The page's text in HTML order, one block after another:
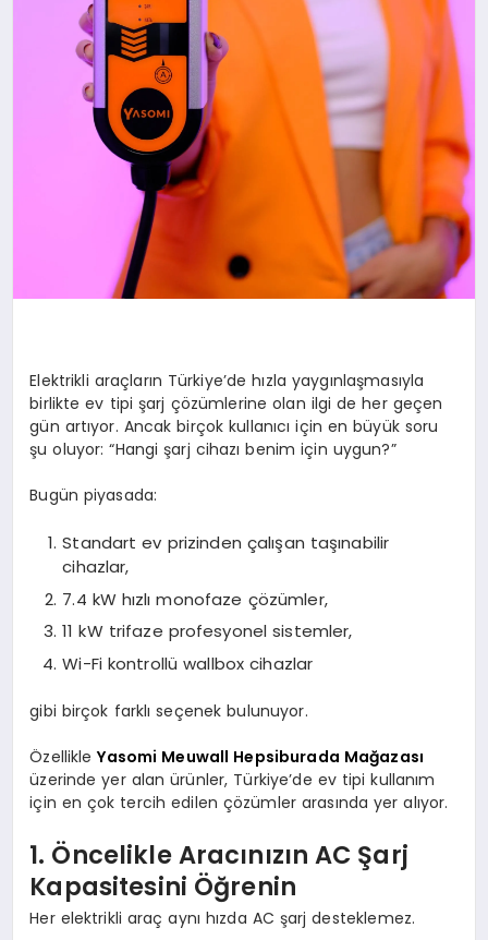
Elektrikli araçların Türkiye’de hızla yaygınlaşmasıyla
birlikte ev tipi şarj çözümlerine olan ilgi de her geçen
gün artıyor. Ancak birçok kullanıcı için en büyük soru
şu oluyor: “Hangi şarj cihazı benim için uygun?”
Bugün piyasada:
Standart ev prizinden çalışan taşınabilir
cihazlar,
7.4 kW hızlı monofaze çözümler,
11 kW trifaze profesyonel sistemler,
Wi-Fi kontrollü wallbox cihazlar
gibi birçok farklı seçenek bulunuyor.
ÖzellikleYasomi Meuwall Hepsiburada Mağazası
üzerinde yer alan ürünler, Türkiye’de ev tipi kullanım
için en çok tercih edilen çözümler arasında yer alıyor.
1. Öncelikle Aracınızın AC Şarj
Kapasitesini Öğrenin
Her elektrikli araç aynı hızda AC şarj desteklemez.